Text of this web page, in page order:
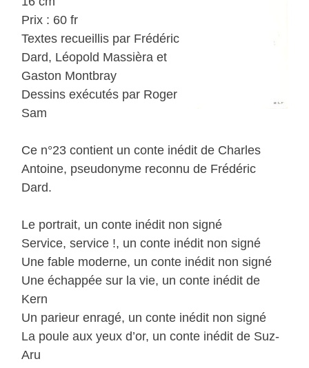
Prix : 60 fr
Textes recueillis par Frédéric
Dard, Léopold Massièra et
Gaston Montbray
Dessins exécutés par Roger
Sam
Ce n°23 contient un conte inédit de Charles
Antoine, pseudonyme reconnu de Frédéric
Dard.
Le portrait, un conte inédit non signé
Service, service !, un conte inédit non signé
Une fable moderne, un conte inédit non signé
Une échappée sur la vie, un conte inédit de
Kern
Un parieur enragé, un conte inédit non signé
La poule aux yeux d’or, un conte inédit de Suz-
Aru